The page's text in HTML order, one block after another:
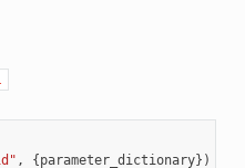
, {parameter_dictionary})